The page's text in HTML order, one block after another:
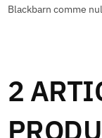
Blackbarn comme
2